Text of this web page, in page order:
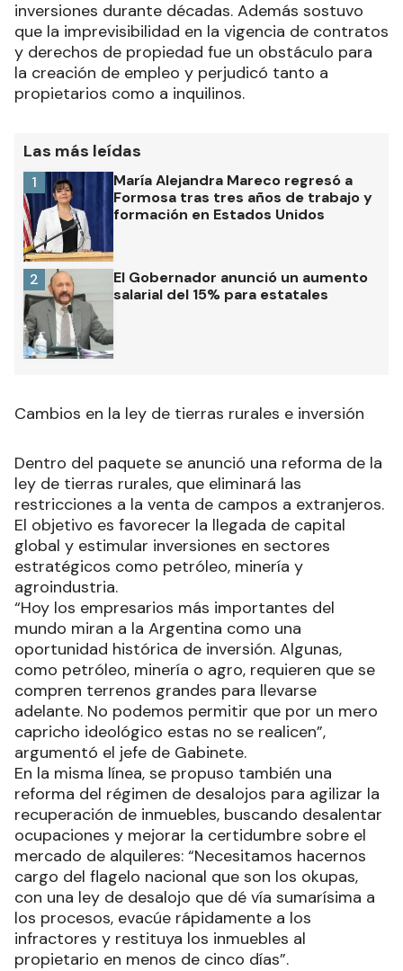
inversiones durante décadas. Además sostuvo
que la imprevisibilidad en la vigencia de contratos
y derechos de propiedad fue un obstáculo para
la creación de empleo y perjudicó tanto a
propietarios como a inquilinos.
Las más leídas
María Alejandra Mareco regresó a
Formosa tras tres años de trabajo y
formación en Estados Unidos
1
El Gobernador anunció un aumento
salarial del 15% para estatales
2
Cambios en la ley de tierras rurales e inversión
Dentro del paquete se anunció una reforma de la
ley de tierras rurales, que eliminará las
restricciones a la venta de campos a extranjeros.
El objetivo es favorecer la llegada de capital
global y estimular inversiones en sectores
estratégicos como petróleo, minería y
agroindustria.
“Hoy los empresarios más importantes del
mundo miran a la Argentina como una
oportunidad histórica de inversión. Algunas,
como petróleo, minería o agro, requieren que se
compren terrenos grandes para llevarse
adelante. No podemos permitir que por un mero
capricho ideológico estas no se realicen”,
argumentó el jefe de Gabinete.
En la misma línea, se propuso también una
reforma del régimen de desalojos para agilizar la
recuperación de inmuebles, buscando desalentar
ocupaciones y mejorar la certidumbre sobre el
mercado de alquileres: “Necesitamos hacernos
cargo del flagelo nacional que son los okupas,
con una ley de desalojo que dé vía sumarísima a
los procesos, evacúe rápidamente a los
infractores y restituya los inmuebles al
propietario en menos de cinco días”.